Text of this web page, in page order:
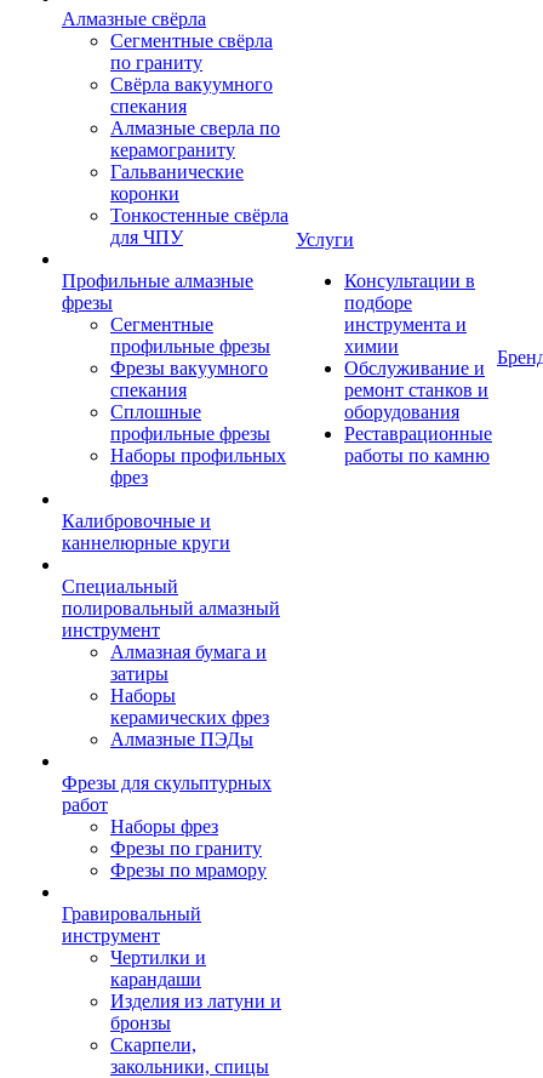
Алмазные свёрла
Сегментные свёрла
по граниту
Свёрла вакуумного
спекания
Алмазные сверла по
керамограниту
Гальванические
коронки
Тонкостенные свёрла
для ЧПУ
Профильные алмазные
фрезы
Сегментные
профильные фрезы
Фрезы вакуумного
спекания
Сплошные
профильные фрезы
Наборы профильных
фрез
Калибровочные и
каннелюрные круги
Специальный
полировальный алмазный
инструмент
Алмазная бумага и
затиры
Наборы
керамических фрез
Алмазные ПЭДы
Фрезы для скульптурных
работ
Наборы фрез
Фрезы по граниту
Фрезы по мрамору
Гравировальный
инструмент
Чертилки и
карандаши
Изделия из латуни и
бронзы
Скарпели,
закольники, спицы
Услуги
Консультации в
подборе
инструмента и
химии
Обслуживание и
ремонт станков и
оборудования
Реставрационные
работы по камню